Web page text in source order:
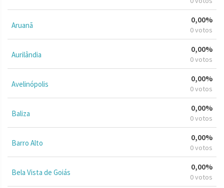
Aruanã
0,00%
0 votos
Aurilândia
0,00%
0 votos
Avelinópolis
0,00%
0 votos
Baliza
0,00%
0 votos
Barro Alto
0,00%
0 votos
Bela Vista de Goiás
0,00%
0 votos